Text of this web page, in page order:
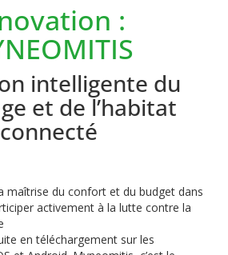
:
intelligente du
et de l’habitat
connecté
maîtrise du confort et du budget dans
activement à la lutte contre la
en téléchargement sur les